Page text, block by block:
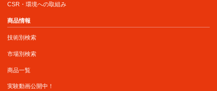
CSR・環境への取組み
商品情報
技術別検索
市場別検索
商品一覧
実験動画公開中！